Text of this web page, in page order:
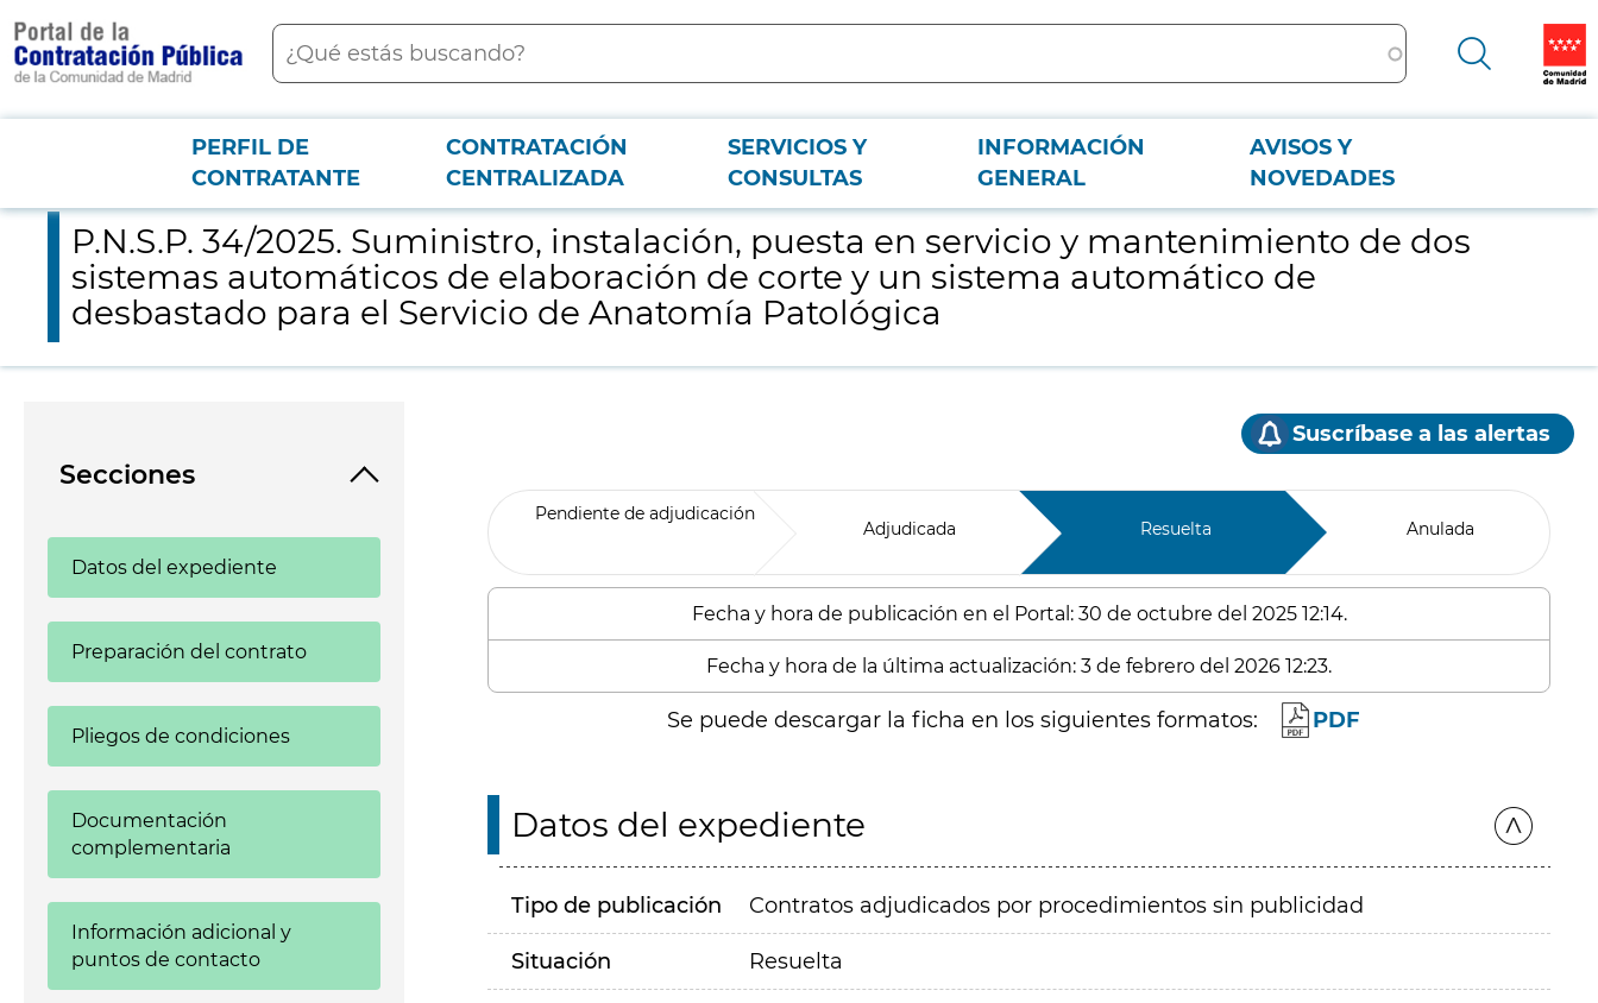
contenido
principal
Buscar
Menú PCON
PERFIL DE
CONTRATANTE
CONTRATACIÓN
CENTRALIZADA
SERVICIOS Y
CONSULTAS
INFORMACIÓN
GENERAL
AVISOS Y
NOVEDADES
P.N.S.P. 34/2025. Suministro, instalación, puesta en servicio y mantenimiento de dos sistemas automáticos de elaboración de corte y un sistema automático de desbastado para el Servicio de Anatomía Patológica
P.N.S.P. 34/2025. Suministro, instalación, puesta en servicio y mantenimiento de dos
sistemas automáticos de elaboración de corte y un sistema automático de
desbastado para el Servicio de Anatomía Patológica
Secciones
Datos del expediente
Preparación del contrato
Pliegos de condiciones
Documentación
complementaria
Información adicional y
puntos de contacto
Suscríbase a las alertas
Pendiente de adjudicación
Adjudicada Resuelta Anulada
Fecha y hora de publicación en el Portal: 30 de octubre del 2025 12:14.
Fecha y hora de la última actualización: 3 de febrero del 2026 12:23.
Se puede descargar la ficha en los siguientes formatos: PDF
Datos del expediente
Tipo de publicación Contratos adjudicados por procedimientos sin publicidad
Situación Resuelta